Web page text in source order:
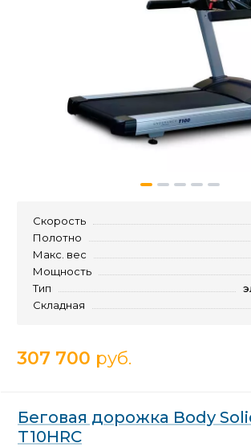
Скорость
Полотно
Макс. вес
Мощность
Тип
Складная
307 700 руб.
Беговая дорожка Body
T10HRC